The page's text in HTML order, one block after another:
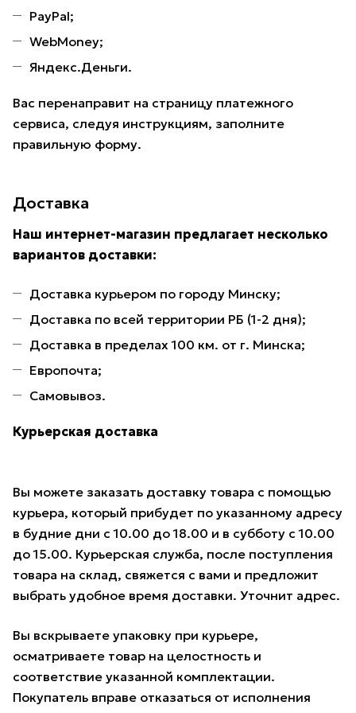
PayPal;
WebMoney;
Яндекс.Деньги.
Вас перенаправит на страницу платежного
сервиса, следуя инструкциям, заполните
правильную форму.
Доставка
Наш интернет-магазин предлагает несколько
вариантов доставки:
Доставка курьером по городу Минску;
Доставка по всей территории РБ (1-2 дня);
Доставка в пределах 100 км. от г. Минска;
Европочта;
Самовывоз.
Курьерская доставка
Вы можете заказать доставку товара с помощью
курьера, который прибудет по указанному адресу
в будние дни с 10.00 до 18.00 и в субботу с 10.00
до 15.00. Курьерская служба, после поступления
товара на склад, свяжется с вами и предложит
выбрать удобное время доставки. Уточнит адрес.
Вы вскрываете упаковку при курьере,
осматриваете товар на целостность и
соответствие указанной комплектации.
Покупатель вправе отказаться от исполнения